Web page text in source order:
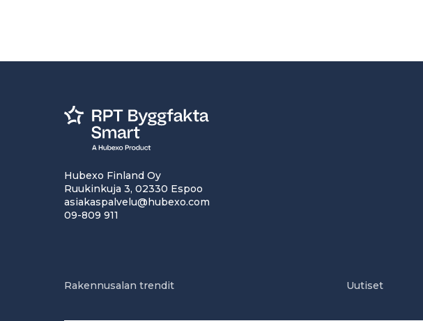
Hubexo Finland Oy
Ruukinkuja 3, 02330 Espoo
asiakaspalvelu@hubexo.com
09-809 911
Rakennusalan trendit Uutiset